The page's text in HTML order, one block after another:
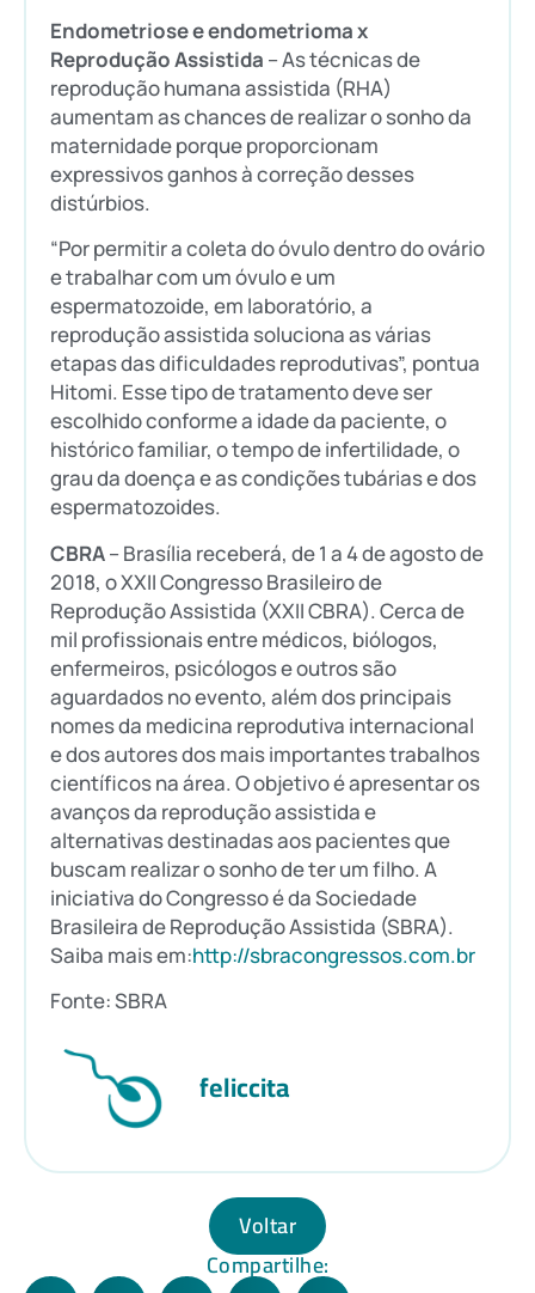
Endometriose e endometrioma x
Reprodução Assistida – As técnicas de
reprodução humana assistida (RHA)
aumentam as chances de realizar o sonho da
maternidade porque proporcionam
expressivos ganhos à correção desses
distúrbios.
“Por permitir a coleta do óvulo dentro do ovário
e trabalhar com um óvulo e um
espermatozoide, em laboratório, a
reprodução assistida soluciona as várias
etapas das dificuldades reprodutivas”, pontua
Hitomi. Esse tipo de tratamento deve ser
escolhido conforme a idade da paciente, o
histórico familiar, o tempo de infertilidade, o
grau da doença e as condições tubárias e dos
espermatozoides.
CBRA– Brasília receberá, de 1 a 4 de agosto de
2018, o XXII Congresso Brasileiro de
Reprodução Assistida (XXII CBRA). Cerca de
mil profissionais entre médicos, biólogos,
enfermeiros, psicólogos e outros são
aguardados no evento, além dos principais
nomes da medicina reprodutiva internacional
e dos autores dos mais importantes trabalhos
científicos na área. O objetivo é apresentar os
avanços da reprodução assistida e
alternativas destinadas aos pacientes que
buscam realizar o sonho de ter um filho. A
iniciativa do Congresso é da Sociedade
Brasileira de Reprodução Assistida (SBRA).
Saiba mais em:http://sbracongressos.com.br
Fonte: SBRA
feliccita
Voltar
Compartilhe: